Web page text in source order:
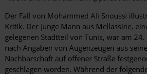
Der Fall von Mohammed Ali Snoussi
Kritik. Der junge Mann aus Mellassine,
gelegenen Stadtteil von Tunis, war am
nach Angaben von Augenzeugen aus
Nachbarschaft auf offener Straße
geschlagen worden. Während der